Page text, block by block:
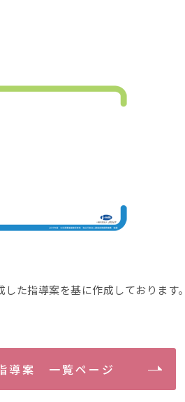
た指導案を基に作成しております。
導案 一覧ページ